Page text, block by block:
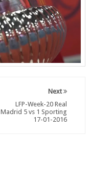
Next
LFP-Week-20 Real
Madrid 5 vs 1 Sporting
17-01-2016